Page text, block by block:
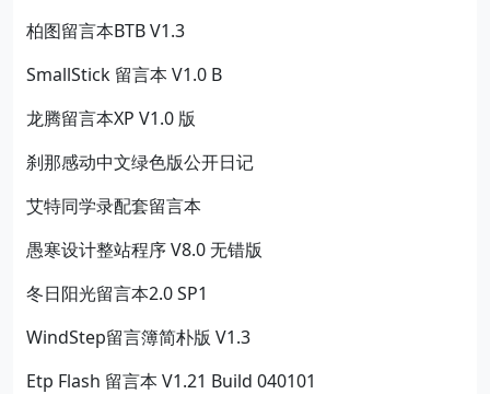
柏图留言本BTB V1.3
SmallStick 留言本 V1.0 B
龙腾留言本XP V1.0 版
刹那感动中文绿色版公开日记
艾特同学录配套留言本
愚寒设计整站程序 V8.0 无错版
冬日阳光留言本2.0 SP1
WindStep留言簿简朴版 V1.3
Etp Flash 留言本 V1.21 Build 040101